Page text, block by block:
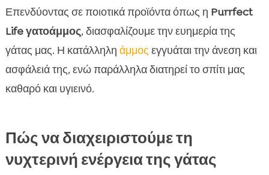
Επενδύοντας σε ποιοτικά προϊόντα όπως η Purrfect
Life γατοάμμος, διασφαλίζουμε την ευημερία της
γάτας μας. Η κατάλληλη άμμος εγγυάται την άνεση και
ασφάλειά της, ενώ παράλληλα διατηρεί το σπίτι μας
καθαρό και υγιεινό.
Πώς να διαχειριστούμε τη
νυχτερινή ενέργεια της γάτας